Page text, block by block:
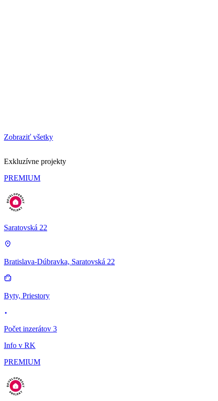
Zobraziť všetky
Exkluzívne projekty
PREMIUM
Saratovská 22
Bratislava-Dúbravka, Saratovská 22
Byty, Priestory
Počet inzerátov 3
Info v RK
PREMIUM